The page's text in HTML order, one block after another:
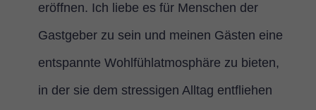
eröffnen. Ich liebe es für Menschen der
Gastgeber zu sein und meinen Gästen eine
entspannte Wohlfühlatmosphäre zu bieten,
in der sie dem stressigen Alltag entfliehen